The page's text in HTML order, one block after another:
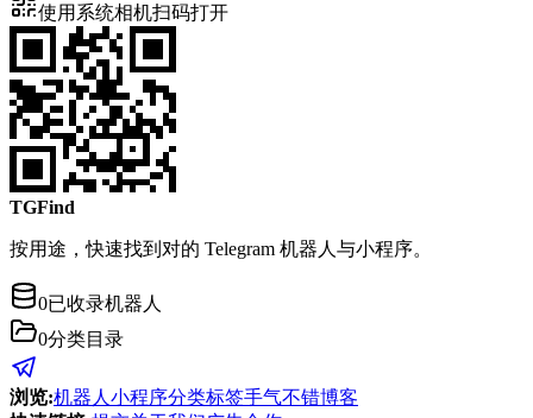
使用系统相机扫码打开
TGFind
按用途，快速找到对的 Telegram 机器人与小程序。
0已收录机器人
0分类目录
浏览:机器人 小程序分类标签手气不错博客